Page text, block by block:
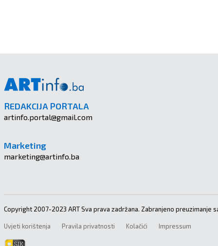
REDAKCIJA PORTALA
artinfo.portal@gmail.com
Marketing
marketing@artinfo.ba
Copyright 2007-2023 ART Sva prava zadržana. Zabranjeno preuzimanje
Uvjeti korištenja Pravila privatnosti Kolačići Impressum